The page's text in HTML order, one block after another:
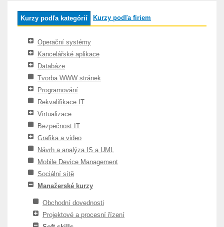
Kurzy podľa kategórií Kurzy podľa firiem
Operační systémy
Kancelářské aplikace
Databáze
Tvorba WWW stránek
Programování
Rekvalifikace IT
Virtualizace
Bezpečnost IT
Grafika a video
Návrh a analýza IS a UML
Mobile Device Management
Sociální sítě
Manažerské kurzy
Obchodní dovednosti
Projektové a procesní řízení